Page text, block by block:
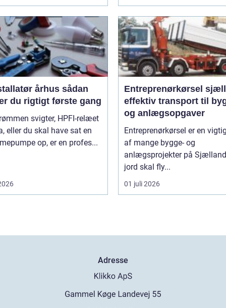
århus sådan
du rigtigt første gang
svigter, HPFI-relæet
eller du skal have sat en
op, er en profes...
Entreprenørkørsel
effektiv transport til
og anlægsopgaver
Entreprenørkørsel er en
af mange bygge- og
anlægsprojekter på
jord skal fly...
01 juli 2026
Adresse